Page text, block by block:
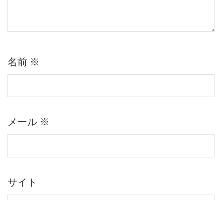
名前 ※
メール ※
サイト